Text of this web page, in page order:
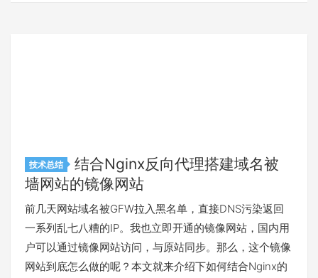
技术总结
结合Nginx反向代理搭建域名被
墙网站的镜像网站
前几天网站域名被GFW拉入黑名单，直接DNS污染返回
一系列乱七八糟的IP。我也立即开通的镜像网站，国内用
户可以通过镜像网站访问，与原站同步。那么，这个镜像
网站到底怎么做的呢？本文就来介绍下如何结合Nginx的